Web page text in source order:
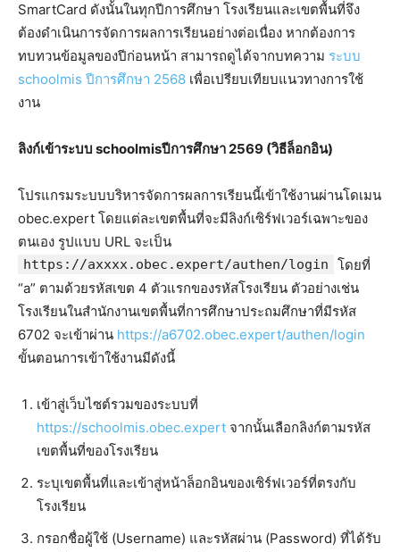
SmartCard ดังนั้นในทุกปีการศึกษา โรงเรียนและเขตพื้นที่จึง
ต้องดำเนินการจัดการผลการเรียนอย่างต่อเนื่อง หากต้องการ
ทบทวนข้อมูลของปีก่อนหน้า สามารถดูได้จากบทความ ระบบ
schoolmis ปีการศึกษา 2568 เพื่อเปรียบเทียบแนวทางการใช้
งาน
ลิงก์เข้าระบบ schoolmisปีการศึกษา 2569 (วิธีล็อกอิน)
โปรแกรมระบบบริหารจัดการผลการเรียนนี้เข้าใช้งานผ่านโดเมน
obec.expert โดยแต่ละเขตพื้นที่จะมีลิงก์เซิร์ฟเวอร์เฉพาะของ
ตนเอง รูปแบบ URL จะเป็น
https://axxxx.obec.expert/authen/login
โดยที่
“a” ตามด้วยรหัสเขต 4 ตัวแรกของรหัสโรงเรียน ตัวอย่างเช่น
โรงเรียนในสำนักงานเขตพื้นที่การศึกษาประถมศึกษาที่มีรหัส
6702 จะเข้าผ่าน https://a6702.obec.expert/authen/login
ขั้นตอนการเข้าใช้งานมีดังนี้
เข้าสู่เว็บไซต์รวมของระบบที่
https://schoolmis.obec.expert จากนั้นเลือกลิงก์ตามรหัส
เขตพื้นที่ของโรงเรียน
ระบุเขตพื้นที่และเข้าสู่หน้าล็อกอินของเซิร์ฟเวอร์ที่ตรงกับ
โรงเรียน
กรอกชื่อผู้ใช้ (Username) และรหัสผ่าน (Password) ที่ได้รับ